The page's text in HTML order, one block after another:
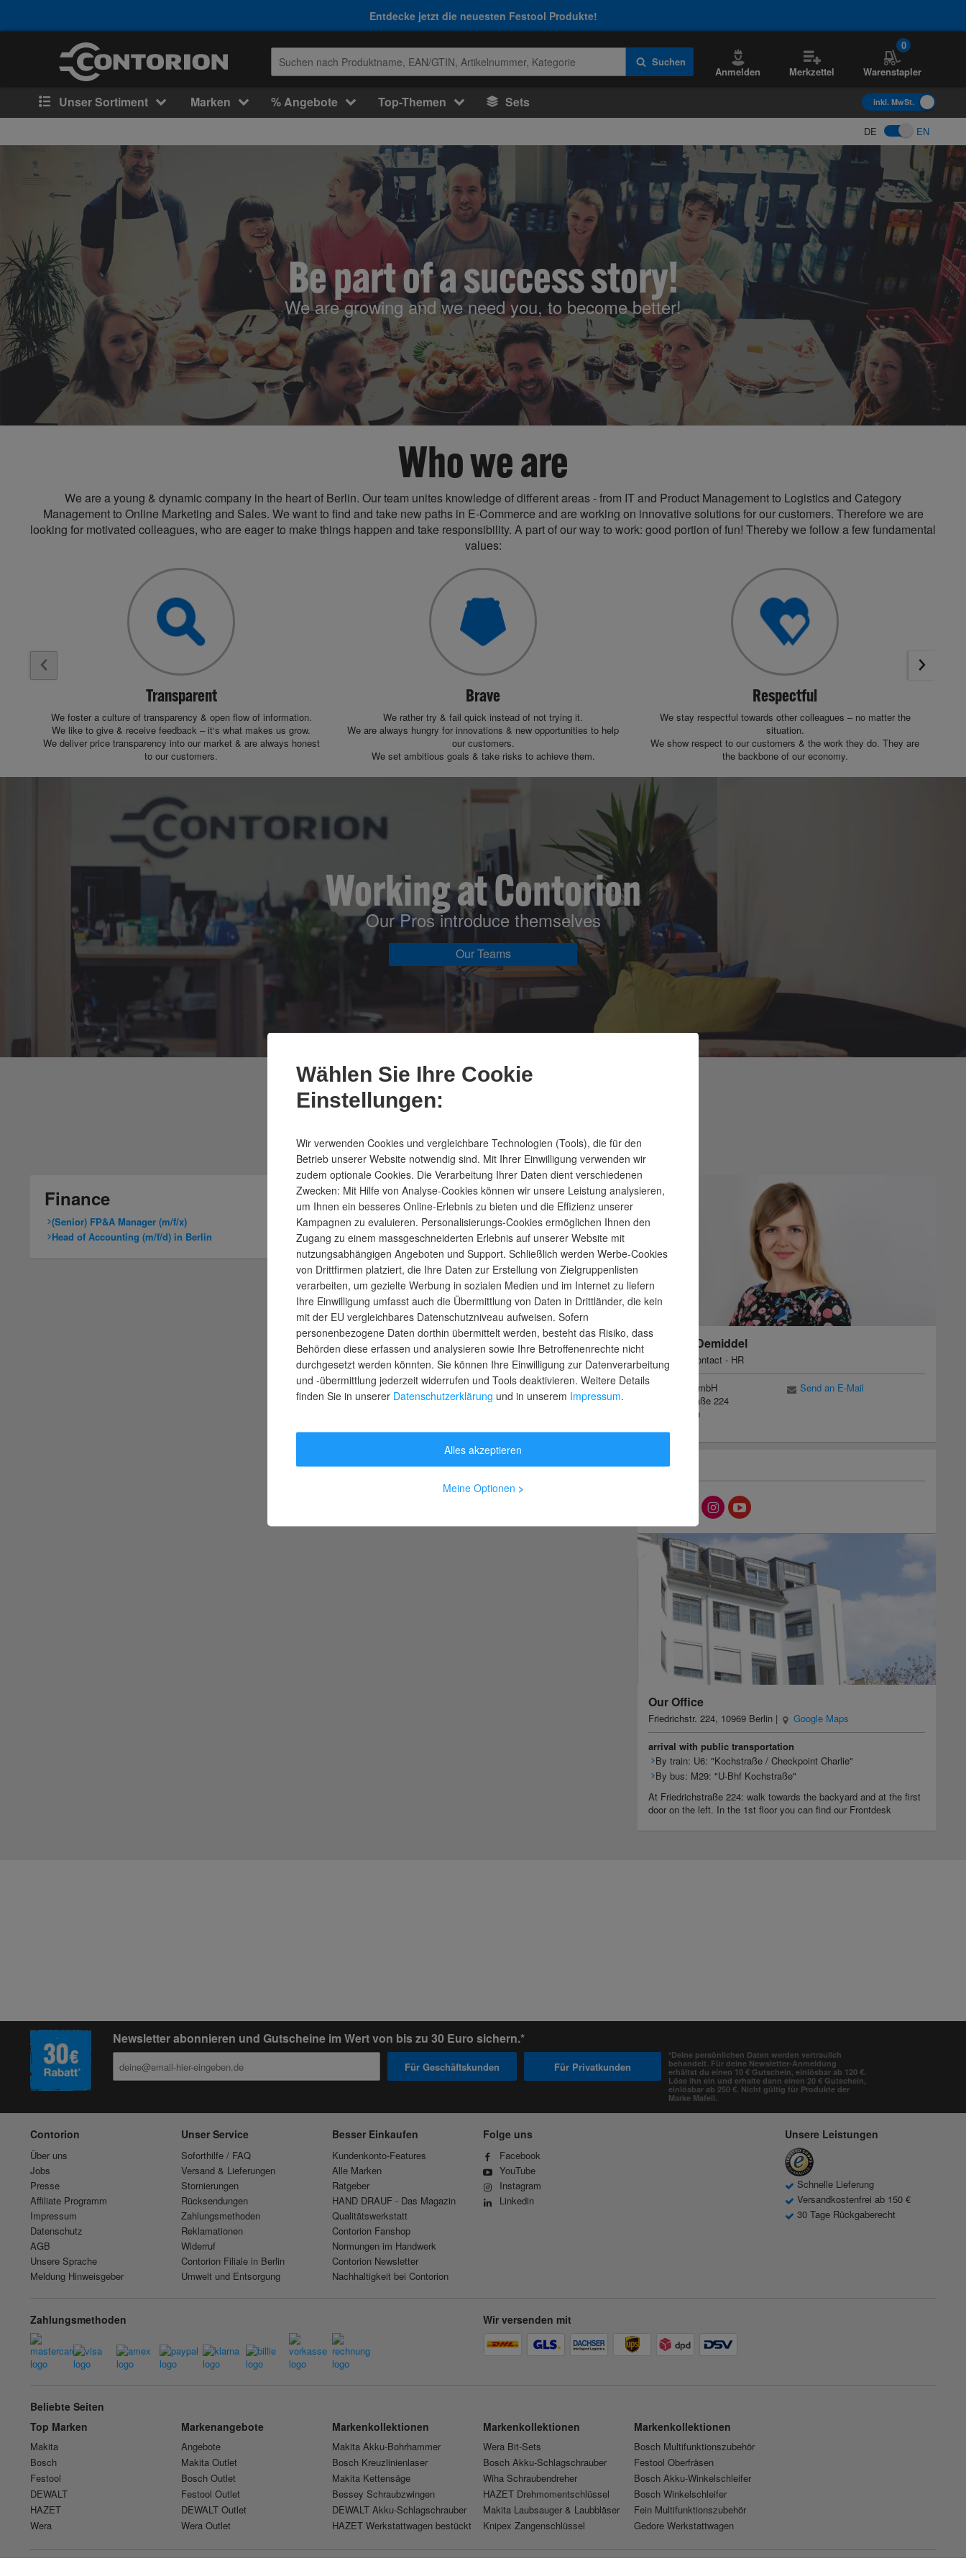
Entdecke jetzt die neuesten Festool Produkte!
Suchen
Anmelden Merkzettel
0
Warenstapler
Unser Sortiment Marken % Angebote Top-Themen Sets inkl. MwSt.
DE EN
Be part of a success story!
We are growing and we need you, to become better!
Who we are
We are a young & dynamic company in the heart of Berlin. Our team unites knowledge of different areas - from IT and Product Management to Logistics and Category
Management to Online Marketing and Sales. We want to find and take new paths in E-Commerce and are working on innovative solutions for our customers. Therefore we are
looking for motivated colleagues, who are eager to make things happen and take responsibility. A part of our way to work: good portion of fun! Thereby we follow a few fundamental
values:
Transparent
We foster a culture of transparency & open flow of information.
We like to give & receive feedback – it‘s what makes us grow.
We deliver price transparency into our market & are always honest
to our customers.
Brave
We rather try & fail quick instead of not trying it.
We are always hungry for innovations & new opportunities to help
our customers.
We set ambitious goals & take risks to achieve them.
Respectful
We stay respectful towards other colleagues – no matter the
situation.
We show respect to our customers & the work they do. They are
the backbone of our economy.
Working at Contorion
Our Pros introduce themselves
Our Teams
open vacancies
Always looking for great talents
Finance
(Senior) FP&A Manager (m/f/x)
Head of Accounting (m/f/d) in Berlin
Patrycja Demiddel
Person of contact - HR
Contorion GmbH
Friedrichstraße 224
10969 Berlin
Send an E-Mail
Folge uns
Our Office
Friedrichstr. 224, 10969 Berlin | Google Maps
arrival with public transportation
By train: U6: "Kochstraße / Checkpoint Charlie"
By bus: M29: "U-Bhf Kochstraße"
At Friedrichstraße 224: walk towards the backyard and at the first
door on the left. In the 1st floor you can find our Frontdesk
Newsletter abonnieren und Gutscheine im Wert von bis zu 30 Euro sichern.*
Für Geschäftskunden Für Privatkunden
*Deine persönlichen Daten werden vertraulich
behandelt. Für deine Newsletter-Anmeldung
erhältst du einen 10 € Gutschein, einlösbar ab 120 €.
Löse ihn ein und erhalte dann einen 20 € Gutschein,
einlösbar ab 250 €. Nicht gültig für Produkte der
Marke Mafell.
Contorion
Über uns
Jobs
Presse
Affiliate Programm
Impressum
Datenschutz
AGB
Unsere Sprache
Meldung Hinweisgeber
Unser Service
Soforthilfe / FAQ
Versand & Lieferungen
Stornierungen
Rücksendungen
Zahlungsmethoden
Reklamationen
Widerruf
Contorion Filiale in Berlin
Umwelt und Entsorgung
Besser Einkaufen
Kundenkonto-Features
Alle Marken
Ratgeber
HAND DRAUF - Das Magazin
Qualitätswerkstatt
Contorion Fanshop
Normungen im Handwerk
Contorion Newsletter
Nachhaltigkeit bei Contorion
Folge uns
Facebook
YouTube
Instagram
Linkedin
Unsere Leistungen
Schnelle Lieferung
Versandkostenfrei ab 150 €
30 Tage Rückgaberecht
Zahlungsmethoden Wir versenden mit
Beliebte Seiten
Top Marken
Makita
Bosch
Festool
DEWALT
HAZET
Wera
Markenangebote
Angebote
Makita Outlet
Bosch Outlet
Festool Outlet
DEWALT Outlet
Wera Outlet
Markenkollektionen
Makita Akku-Bohrhammer
Bosch Kreuzlinienlaser
Makita Kettensäge
Bessey Schraubzwingen
DEWALT Akku-Schlagschrauber
HAZET Werkstattwagen bestückt
Markenkollektionen
Wera Bit-Sets
Bosch Akku-Schlagschrauber
Wiha Schraubendreher
HAZET Drehmomentschlüssel
Makita Laubsauger & Laubbläser
Knipex Zangenschlüssel
Markenkollektionen
Bosch Multifunktionszubehör
Festool Oberfräsen
Bosch Akku-Winkelschleifer
Bosch Winkelschleifer
Fein Multifunktionszubehör
Gedore Werkstattwagen
Wählen Sie Ihre Cookie
Einstellungen:
Wir verwenden Cookies und vergleichbare Technologien (Tools), die für den
Betrieb unserer Website notwendig sind. Mit Ihrer Einwilligung verwenden wir
zudem optionale Cookies. Die Verarbeitung Ihrer Daten dient verschiedenen
Zwecken: Mit Hilfe von Analyse-Cookies können wir unsere Leistung analysieren,
um Ihnen ein besseres Online-Erlebnis zu bieten und die Effizienz unserer
Kampagnen zu evaluieren. Personalisierungs-Cookies ermöglichen Ihnen den
Zugang zu einem massgeschneiderten Erlebnis auf unserer Website mit
nutzungsabhängigen Angeboten und Support. Schließlich werden Werbe-Cookies
von Drittfirmen platziert, die Ihre Daten zur Erstellung von Zielgruppenlisten
verarbeiten, um gezielte Werbung in sozialen Medien und im Internet zu liefern
Ihre Einwilligung umfasst auch die Übermittlung von Daten in Drittländer, die kein
mit der EU vergleichbares Datenschutzniveau aufweisen. Sofern
personenbezogene Daten dorthin übermittelt werden, besteht das Risiko, dass
Behörden diese erfassen und analysieren sowie Ihre Betroffenenrechte nicht
durchgesetzt werden könnten. Sie können Ihre Einwilligung zur Datenverarbeitung
und -übermittlung jederzeit widerrufen und Tools deaktivieren. Weitere Details
finden Sie in unserer Datenschutzerklärung und in unserem Impressum.
Alles akzeptieren
Meine Optionen >